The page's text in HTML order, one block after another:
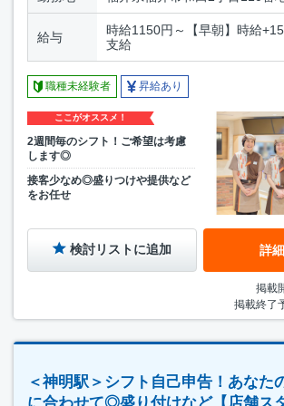
給与
時給1150円～【早朝】時給
支給
職種未経験者 昇給あり
ここがオススメ！
2週間毎のシフト！ご希望は考慮
します◎
接客少なめ◎盛りつけや提供など
をお任せ
検討リストに追加 詳
掲載
掲載終了
＜神明駅＞シフト自己申告！あなた